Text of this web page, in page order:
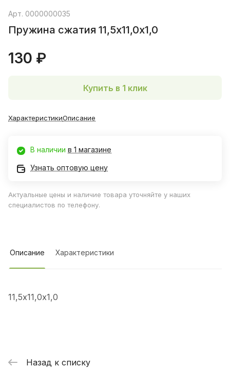
Арт. 0000000035
Пружина сжатия 11,5х11,0х1,0
130 ₽
Купить в 1 клик
ХарактеристикиОписание
В наличии в 1 магазине
Узнать оптовую цену
Актуальные цены и наличие товара уточняйте у наших
специалистов по телефону.
Описание Характеристики
11,5х11,0х1,0
Назад к списку